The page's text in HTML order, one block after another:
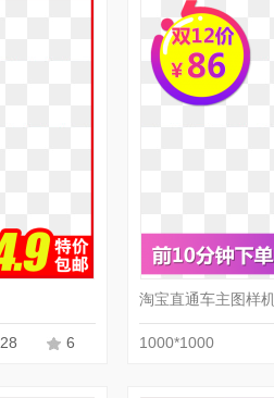
28 6
淘宝直通车主图样
1000*1000
PNG